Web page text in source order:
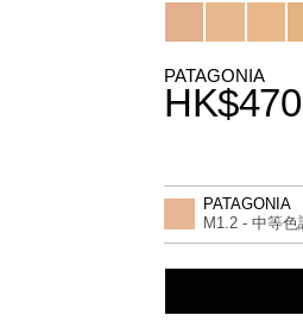
PATAGONIA
HK$470
to
options
Actions
差別
PATAGONIA
M1.2 - 中等色